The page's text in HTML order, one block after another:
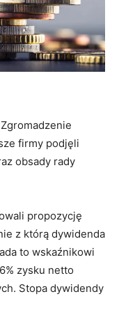
firmy podjęli
obsady rady
propozycję
z którą dywidenda
to wskaźnikowi
zysku netto
Stopa dywidendy